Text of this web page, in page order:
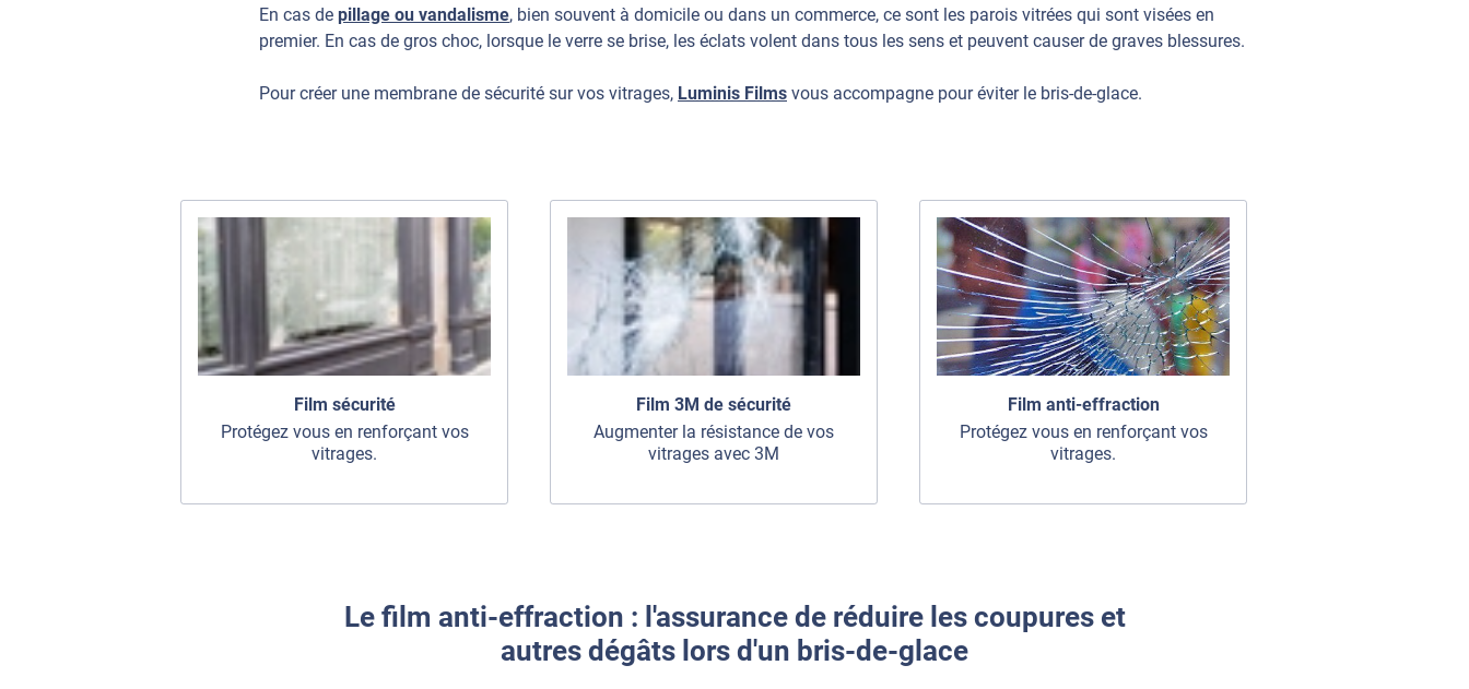
En cas de pillage ou vandalisme, bien souvent à domicile ou dans un commerce, ce sont les parois vitrées qui sont visées en
premier. En cas de gros choc, lorsque le verre se brise, les éclats volent dans tous les sens et peuvent causer de graves blessures.
Pour créer une membrane de sécurité sur vos vitrages, Luminis Films vous accompagne pour éviter le bris-de-glace.
Film sécurité
Protégez vous en renforçant vos
vitrages.
Film 3M de sécurité
Augmenter la résistance de vos
vitrages avec 3M
Film anti-effraction
Protégez vous en renforçant vos
vitrages.
Le film anti-effraction : l'assurance de réduire les coupures et
autres dégâts lors d'un bris-de-glace